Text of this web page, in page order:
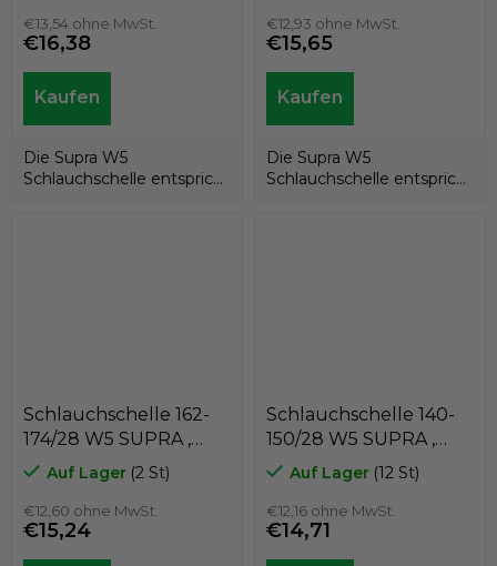
€13,54 ohne MwSt.
€16,38
Die Supra W5
Schlauchschelle entspricht
€12,93 ohne MwSt.
€15,65
Die Supra W5
Schlauchschelle entspricht
Schlauchschelle 162-
174/28 W5 SUPRA ,
MIKALOR 03013905
Auf Lager (2 St)
€12,60 ohne MwSt.
€15,24
Schlauchschelle 140-
150/28 W5 SUPRA ,
MIKALOR 03013884
Auf Lager (12 St)
€12,16 ohne MwSt.
€14,71